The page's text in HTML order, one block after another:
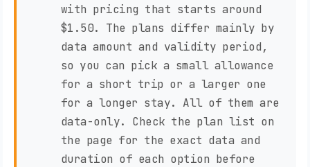
with pricing that starts around
$1.50. The plans differ mainly by
data amount and validity period,
so you can pick a small allowance
for a short trip or a larger one
for a longer stay. All of them are
data-only. Check the plan list on
the page for the exact data and
duration of each option before